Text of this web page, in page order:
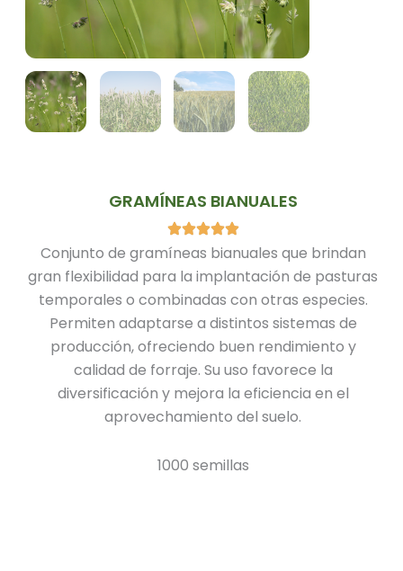
GRAMÍNEAS BIANUALES
Conjunto de gramíneas bianuales que brindan
gran flexibilidad para la implantación de pasturas
temporales o combinadas con otras especies.
Permiten adaptarse a distintos sistemas de
producción, ofreciendo buen rendimiento y
calidad de forraje. Su uso favorece la
diversificación y mejora la eficiencia en el
aprovechamiento del suelo.
1000 semillas